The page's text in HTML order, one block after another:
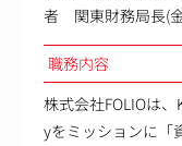
者 関東財務局長(
職務内容
株式会社FOLIOは
yをミッションに「